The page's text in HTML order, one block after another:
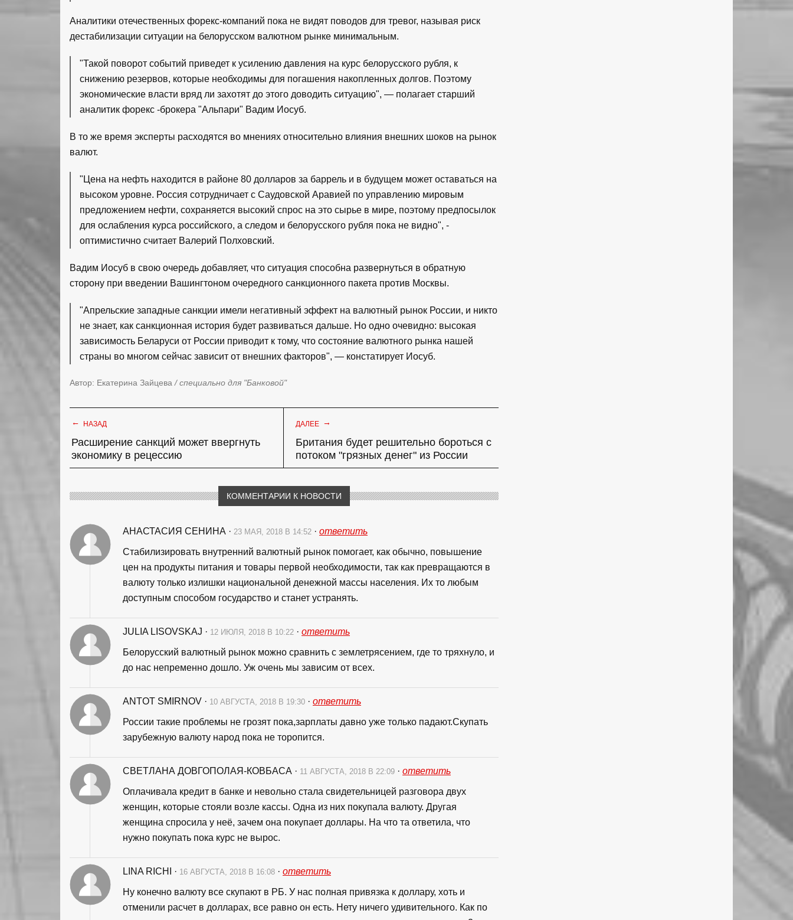
Аналитики отечественных форекс-компаний пока не видят поводов для тревог, называя риск
дестабилизации ситуации на белорусском валютном рынке минимальным.
"Такой поворот событий приведет к усилению давления на курс белорусского рубля, к
снижению резервов, которые необходимы для погашения накопленных долгов. Поэтому
экономические власти вряд ли захотят до этого доводить ситуацию", — полагает старший
аналитик форекс -брокера "Альпари" Вадим Иосуб.
В то же время эксперты расходятся во мнениях относительно влияния внешних шоков на рынок
валют.
"Цена на нефть находится в районе 80 долларов за баррель и в будущем может оставаться на
высоком уровне. Россия сотрудничает с Саудовской Аравией по управлению мировым
предложением нефти, сохраняется высокий спрос на это сырье в мире, поэтому предпосылок
для ослабления курса российского, а следом и белорусского рубля пока не видно", -
оптимистично считает Валерий Полховский.
Вадим Иосуб в свою очередь добавляет, что ситуация способна развернуться в обратную
сторону при введении Вашингтоном очередного санкционного пакета против Москвы.
"Апрельские западные санкции имели негативный эффект на валютный рынок России, и никто
не знает, как санкционная история будет развиваться дальше. Но одно очевидно: высокая
зависимость Беларуси от России приводит к тому, что состояние валютного рынка нашей
страны во многом сейчас зависит от внешних факторов", — констатирует Иосуб.
Автор: Екатерина Зайцева/ специально для "Банковой"
← НАЗАД
Расширение санкций может ввергнуть
экономику в рецессию
ДАЛЕЕ →
Британия будет решительно бороться с
потоком "грязных денег" из России
КОММЕНТАРИИ К НОВОСТИ
АНАСТАСИЯ СЕНИНА · 23 МАЯ, 2018 В 14:52 · ответить
Стабилизировать внутренний валютный рынок помогает, как обычно, повышение
цен на продукты питания и товары первой необходимости, так как превращаются в
валюту только излишки национальной денежной массы населения. Их то любым
доступным способом государство и станет устранять.
JULIA LISOVSKAJ · 12 ИЮЛЯ, 2018 В 10:22 · ответить
Белорусский валютный рынок можно сравнить с землетрясением, где то тряхнуло, и
до нас непременно дошло. Уж очень мы зависим от всех.
ANTOT SMIRNOV · 10 АВГУСТА, 2018 В 19:30 · ответить
России такие проблемы не грозят пока,зарплаты давно уже только падают.Скупать
зарубежную валюту народ пока не торопится.
СВЕТЛАНА ДОВГОПОЛАЯ-КОВБАСА · 11 АВГУСТА, 2018 В 22:09 · ответить
Оплачивала кредит в банке и невольно стала свидетельницей разговора двух
женщин, которые стояли возле кассы. Одна из них покупала валюту. Другая
женщина спросила у неё, зачем она покупает доллары. На что та ответила, что
нужно покупать пока курс не вырос.
LINA RICHI · 16 АВГУСТА, 2018 В 16:08 · ответить
Ну конечно валюту все скупают в РБ. У нас полная привязка к доллару, хоть и
отменили расчет в долларах, все равно он есть. Нету ничего удивительного. Как по